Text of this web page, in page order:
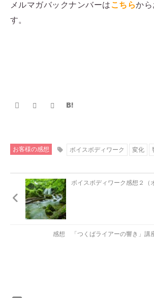
メルマガバックナンバーはこちらから
す。
お客様の感想 ボイスボディワーク 変化
ボイスボディワーク感想２（
感想 「つくばライアーの響き」講